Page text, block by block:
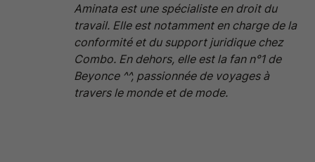
Aminata est une spécialiste en droit du
travail. Elle est notamment en charge de la
conformité et du support juridique chez
Combo. En dehors, elle est la fan n°1 de
Beyonce ^^, passionnée de voyages à
travers le monde et de mode.